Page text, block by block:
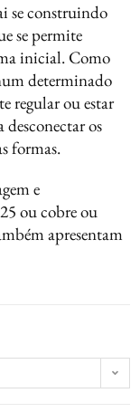
se construindo
se permite
inicial. Como
determinado
regular ou estar
os
formas.
e
ou cobre ou
apresentam